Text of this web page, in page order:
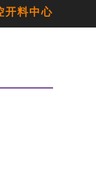
开料中心